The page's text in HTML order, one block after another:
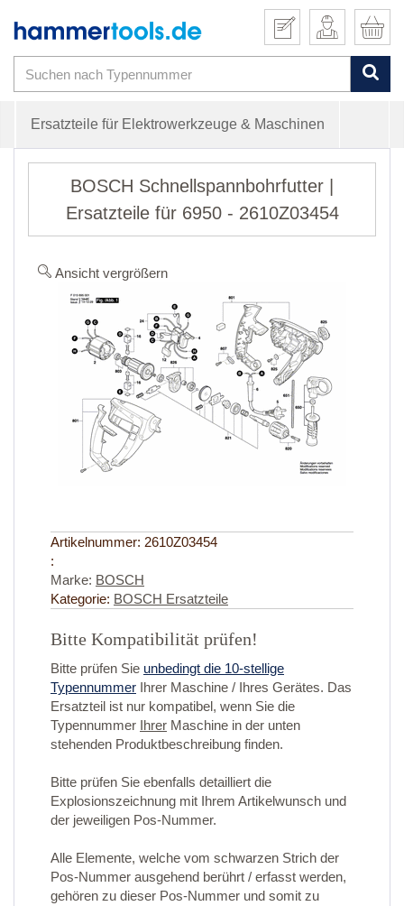
Ersatzteile für Elektrowerkzeuge & Maschinen
BOSCH Schnellspannbohrfutter |
Ersatzteile für 6950 - 2610Z03454
Ansicht vergrößern
Artikelnummer: 2610Z03454
:
Marke: BOSCH
Kategorie: BOSCH Ersatzteile
Bitte Kompatibilität prüfen!
Bitte prüfen Sie unbedingt die 10-stellige
Typennummer Ihrer Maschine / Ihres Gerätes. Das
Ersatzteil ist nur kompatibel, wenn Sie die
Typennummer Ihrer Maschine in der unten
stehenden Produktbeschreibung finden.
Bitte prüfen Sie ebenfalls detailliert die
Explosionszeichnung mit Ihrem Artikelwunsch und
der jeweiligen Pos-Nummer.
Alle Elemente, welche vom schwarzen Strich der
Pos-Nummer ausgehend berührt / erfasst werden,
gehören zu dieser Pos-Nummer und somit zu